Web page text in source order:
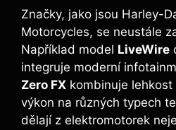
Značky, jako jsou Harley-
Motorcycles, se neustále
Například model LiveWire
integruje moderní
Zero FX kombinuje
výkon na různých typech
dělají z elektromotorek